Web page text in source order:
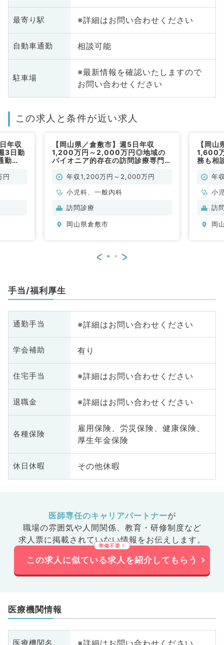
最寄り駅 ※詳細はお問い合わせください
自動車通勤 相談可能
駐車場
※最新情報を確認いたしますので
お問い合わせください
この求人と条件が近い求人
年収
3日勤
勤
円
【岡山県／倉敷市】週5日年収
1,200万円～2,000万円◎地域の
パイオニア的存在の訪問診療専門ク
常勤）年収1,200万円～2,000万円
小児科、一般内科
訪問診療
岡山県倉敷市
【岡
1,600
務も相
科／常
年
小
訪
岡
< >
手当/福利厚生
通勤手当 ※詳細はお問い合わせください
学会補助 有り
住宅手当 ※詳細はお問い合わせください
退職金 ※詳細はお問い合わせください
各種保険
雇用保険、労災保険、健康保険、
厚生年金保険
休日休暇 その他休暇
医師専任のキャリアパートナーが
職場の雰囲気や人間関係、 教育・研修制度など
求人票に掲載されていない情報をお伝えします。
この求人に似ている求人を紹介してもらう
医療機関情報
医療機関名